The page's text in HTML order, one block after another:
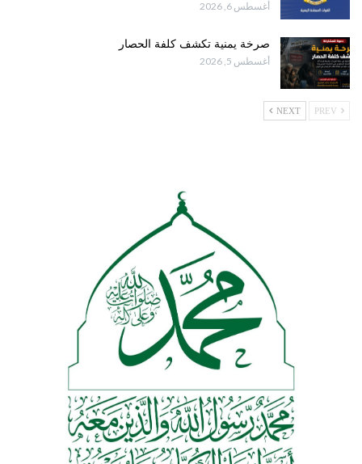
أغسطس 6, 2026
صرخة يمنية تكشف كلفة الحصار
أغسطس 5, 2026
NEXT